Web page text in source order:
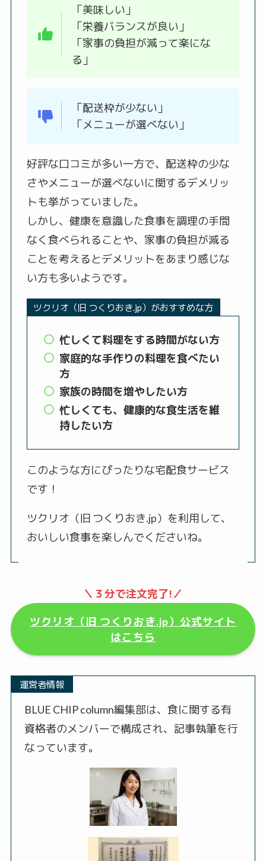
「美味しい」
「栄養バランスが良い」
「家事の負担が減って楽にな
る」
「配送枠が少ない」
「メニューが選べない」
好評な口コミが多い一方で、配送枠の少な
さやメニューが選べないに関するデメリッ
トも挙がっていました。
しかし、健康を意識した食事を調理の手間
なく食べられることや、家事の負担が減る
ことを考えるとデメリットをあまり感じな
い方も多いようです。
ツクリオ（旧 つくりおき.jp）がおすすめな方
忙しくて料理をする時間がない方
家庭的な手作りの料理を食べたい
方
家族の時間を増やしたい方
忙しくても、健康的な食生活を維
持したい方
このような方にぴったりな宅配食サービス
です！
ツクリオ（旧 つくりおき.jp）を利用して、
おいしい食事を楽しんでくださいね。
＼３分で注文完了!／
ツクリオ（旧 つくりおき.jp）公式サイト
はこちら
運営者情報
BLUE CHIP column編集部は、食に関する有
資格者のメンバーで構成され、記事執筆を行
なっています。